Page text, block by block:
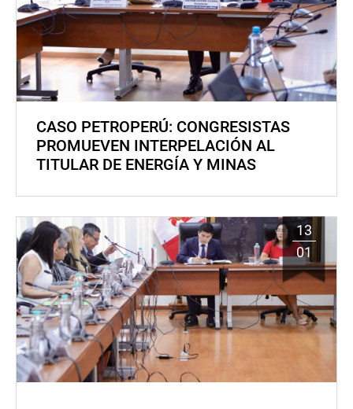
CASO PETROPERÚ: CONGRESISTAS
PROMUEVEN INTERPELACIÓN AL
TITULAR DE ENERGÍA Y MINAS
13
01